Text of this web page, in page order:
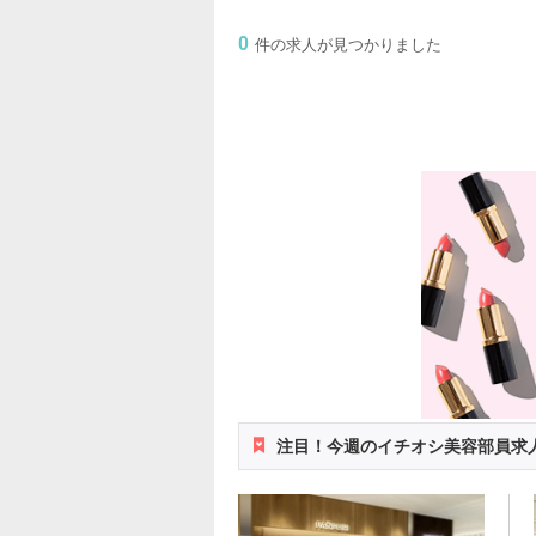
0 件の求人が見つかりました
注目！今週のイチオシ美容部員求